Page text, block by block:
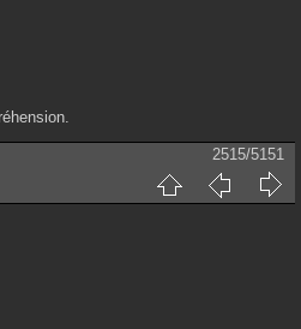
2515/5151